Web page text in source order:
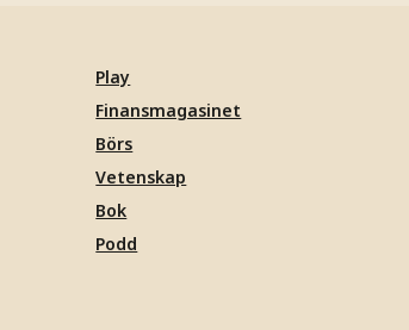
Play
Finansmagasinet
Börs
Vetenskap
Bok
Podd